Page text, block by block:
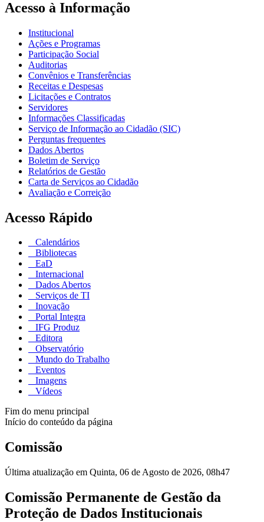
Acesso à Informação
Institucional
Ações e Programas
Participação Social
Auditorias
Convênios e Transferências
Receitas e Despesas
Licitações e Contratos
Servidores
Informações Classificadas
Serviço de Informação ao Cidadão (SIC)
Perguntas frequentes
Dados Abertos
Boletim de Serviço
Relatórios de Gestão
Carta de Serviços ao Cidadão
Avaliação e Correição
Acesso Rápido
Calendários
Bibliotecas
EaD
Internacional
Dados Abertos
Serviços de TI
Inovação
Portal Integra
IFG Produz
Editora
Observatório
Mundo do Trabalho
Eventos
Imagens
Vídeos
Fim do menu principal
Início do conteúdo da página
Comissão
Última atualização em Quinta, 06 de Agosto de 2026, 08h47
Comissão Permanente de Gestão da
Proteção de Dados Institucionais